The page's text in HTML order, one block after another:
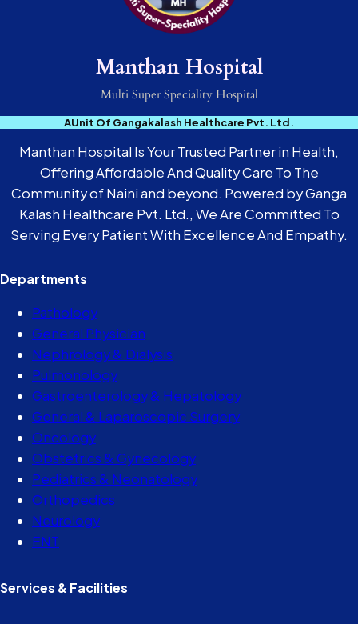
Manthan Hospital
Multi Super Speciality Hospital
AUnit Of Gangakalash Healthcare Pvt. Ltd.
Manthan Hospital Is Your Trusted Partner in Health,
Offering Affordable And Quality Care To The
Community of Naini and beyond. Powered by Ganga
Kalash Healthcare Pvt. Ltd., We Are Committed To
Serving Every Patient With Excellence And Empathy.
Departments
Pathology
General Physician
Nephrology & Dialysis
Pulmonology
Gastroenterology & Hepatology
General & Laparoscopic Surgery
Oncology
Obstetrics & Gynecology
Pediatrics & Neonatology
Orthopedics
Neurology
ENT
Services & Facilities